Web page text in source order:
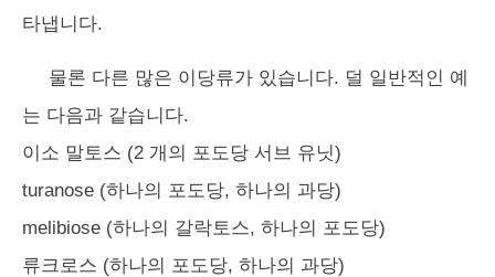
타냅니다.
물론 다른 많은 이당류가 있습니다. 덜 일반적인 예
는 다음과 같습니다.
이소 말토스 (2 개의 포도당 서브 유닛)
turanose (하나의 포도당, 하나의 과당)
melibiose (하나의 갈락토스, 하나의 포도당)
류크로스 (하나의 포도당, 하나의 과당)